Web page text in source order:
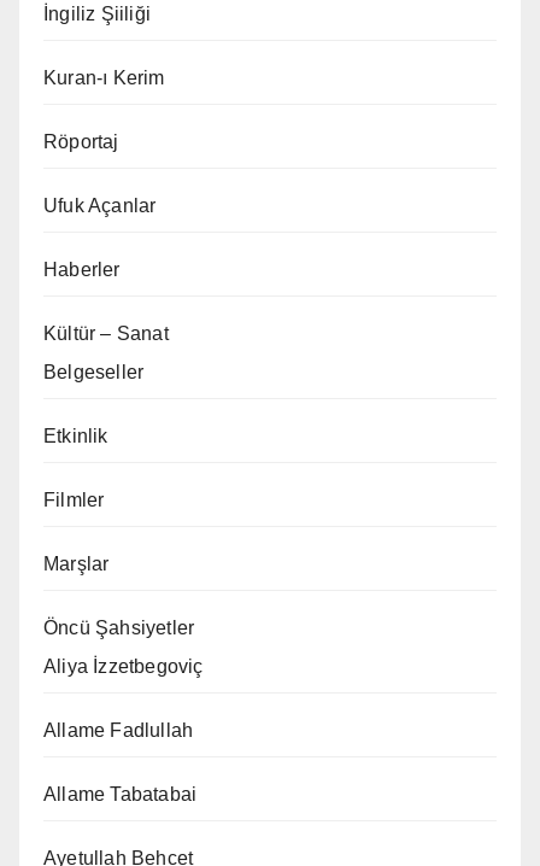
İngiliz Şiiliği
Kuran-ı Kerim
Röportaj
Ufuk Açanlar
Haberler
Kültür – Sanat
Belgeseller
Etkinlik
Filmler
Marşlar
Öncü Şahsiyetler
Aliya İzzetbegoviç
Allame Fadlullah
Allame Tabatabai
Ayetullah Behcet